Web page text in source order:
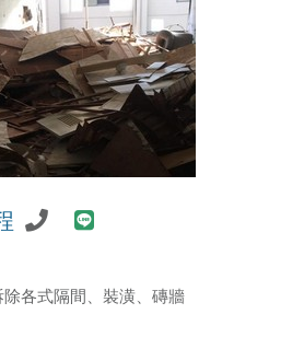
各式隔間、裝潢、磚牆